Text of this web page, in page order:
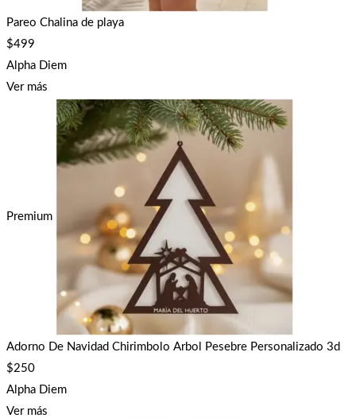
Pareo Chalina de playa
$499
Alpha Diem
Ver más
Premium
Adorno De Navidad Chirimbolo Arbol Pesebre Personalizado 3d
$250
Alpha Diem
Ver más